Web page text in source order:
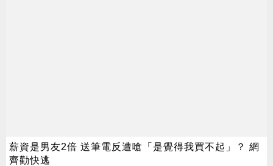
薪資是男友2倍 送筆電反遭嗆「是覺得我買不起」？ 網
齊勸快逃